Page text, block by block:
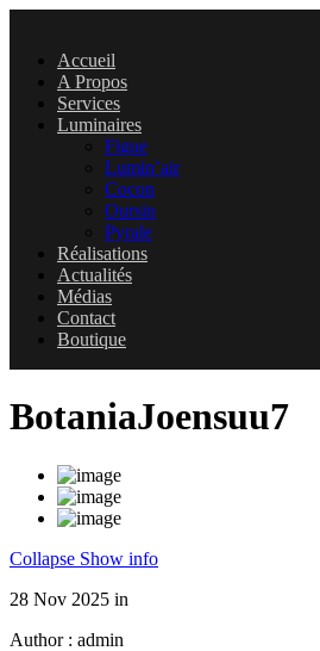
Accueil
A Propos
Services
Luminaires
Figue
Lumin’air
Cocon
Oursin
Pyrale
Réalisations
Actualités
Médias
Contact
Boutique
BotaniaJoensuu7
Collapse Show info
28 Nov 2025 in
Author : admin